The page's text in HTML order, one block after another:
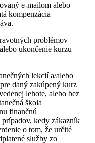
e-mailom alebo
kompenzácia
problémov
ukončenie kurzu
lekcií a/alebo
daný zakúpený kurz
lehote, alebo bez
škola
finančnú
kedy zákazník
o tom, že určité
služby zo